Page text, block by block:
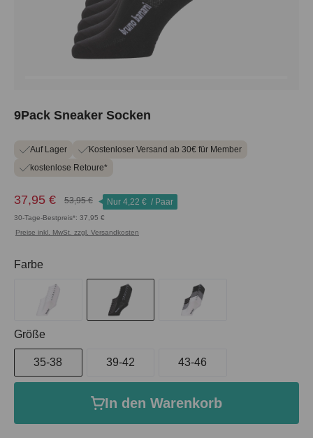
9Pack Sneaker Socken
Auf Lager
Kostenloser Versand ab 30€ für Member
kostenlose Retoure*
37,95 € 53,95 € Nur 4,22 € / Paar
30-Tage-Bestpreis*: 37,95 €
Preise inkl. MwSt. zzgl. Versandkosten
Farbe
Größe
35-38 39-42 43-46
In den Warenkorb